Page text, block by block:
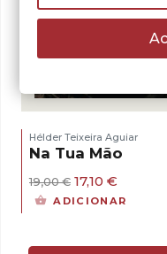
Hélder Teixeira Aguiar
Na Tua Mão
19,00€ O
preço
17,10 €
preço
ADICIONAR